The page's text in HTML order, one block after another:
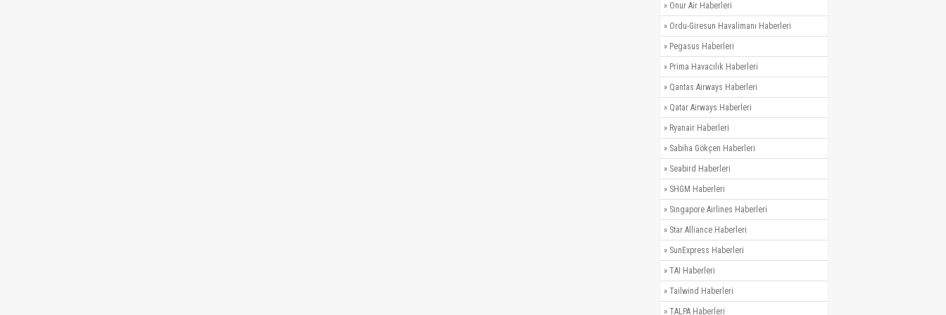
» Onur Air Haberleri
» Ordu-Giresun Havalimanı Haberleri
» Pegasus Haberleri
» Prima Havacılık Haberleri
» Qantas Airways Haberleri
» Qatar Airways Haberleri
» Ryanair Haberleri
» Sabiha Gökçen Haberleri
» Seabird Haberleri
» SHGM Haberleri
» Singapore Airlines Haberleri
» Star Alliance Haberleri
» SunExpress Haberleri
» TAI Haberleri
» Tailwind Haberleri
» TALPA Haberleri